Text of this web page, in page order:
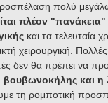
πολύ
πλέον "πανάκεια"
και τα τελευταία
χειρουργική.
δεν θα πρέπει να
και
τη ρομποτική